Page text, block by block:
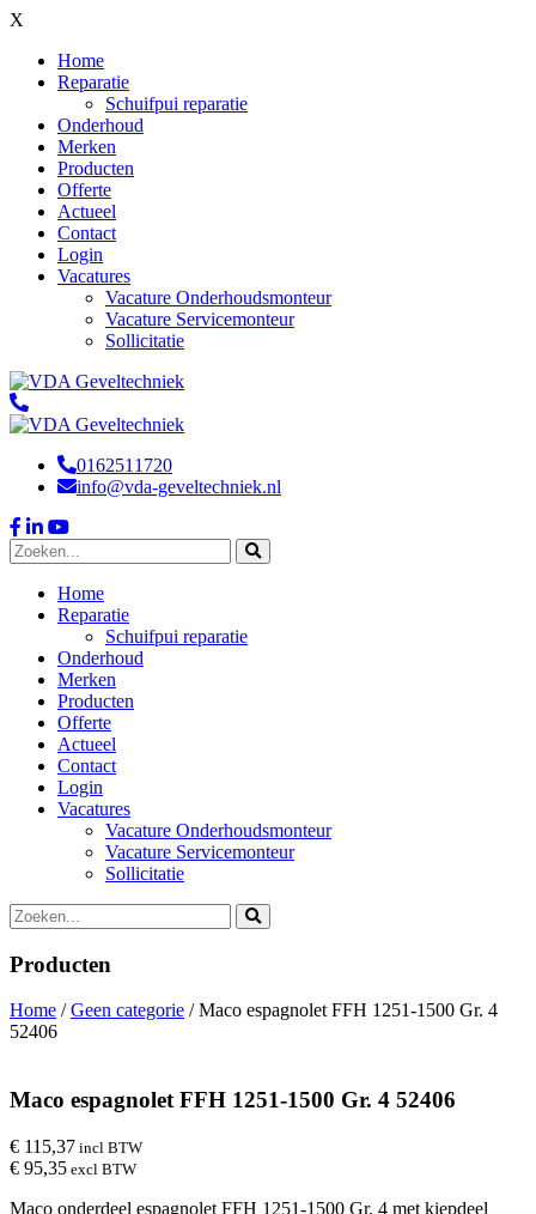
X
Home
Reparatie
Schuifpui reparatie
Onderhoud
Merken
Producten
Offerte
Actueel
Contact
Login
Vacatures
Vacature Onderhoudsmonteur
Vacature Servicemonteur
Sollicitatie
0162511720
info@vda-geveltechniek.nl
Home
Reparatie
Schuifpui reparatie
Onderhoud
Merken
Producten
Offerte
Actueel
Contact
Login
Vacatures
Vacature Onderhoudsmonteur
Vacature Servicemonteur
Sollicitatie
Producten
Home /Geen categorie / Maco espagnolet FFH 1251-1500 Gr. 4
52406
Maco espagnolet FFH 1251-1500 Gr. 4 52406
€ 115,37 incl BTW
€ 95,35 excl BTW
Maco onderdeel espagnolet FFH 1251-1500 Gr. 4 met kiepdeel